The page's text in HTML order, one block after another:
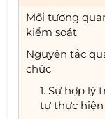
Mối tương
kiểm soát
Nguyên tắc
chức
1. Sự hợp lý
tự thực hiện